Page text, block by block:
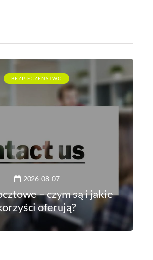
BEZPIECZEŃSTWO
2026-08-07
– czym są i jakie
oferują?